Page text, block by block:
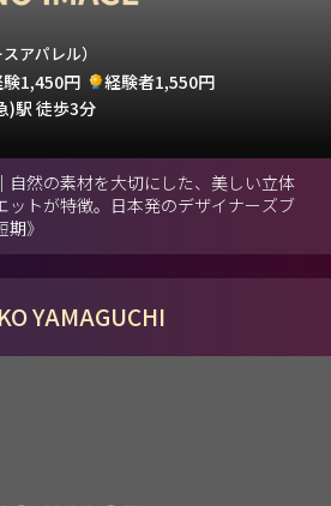
アパレル）
1,450円
経験者1,550円
)駅 徒歩3分
自然の素材を大切にした、美しい立体
ットが特徴。日本発のデザイナーズブ
》
YAMAGUCHI